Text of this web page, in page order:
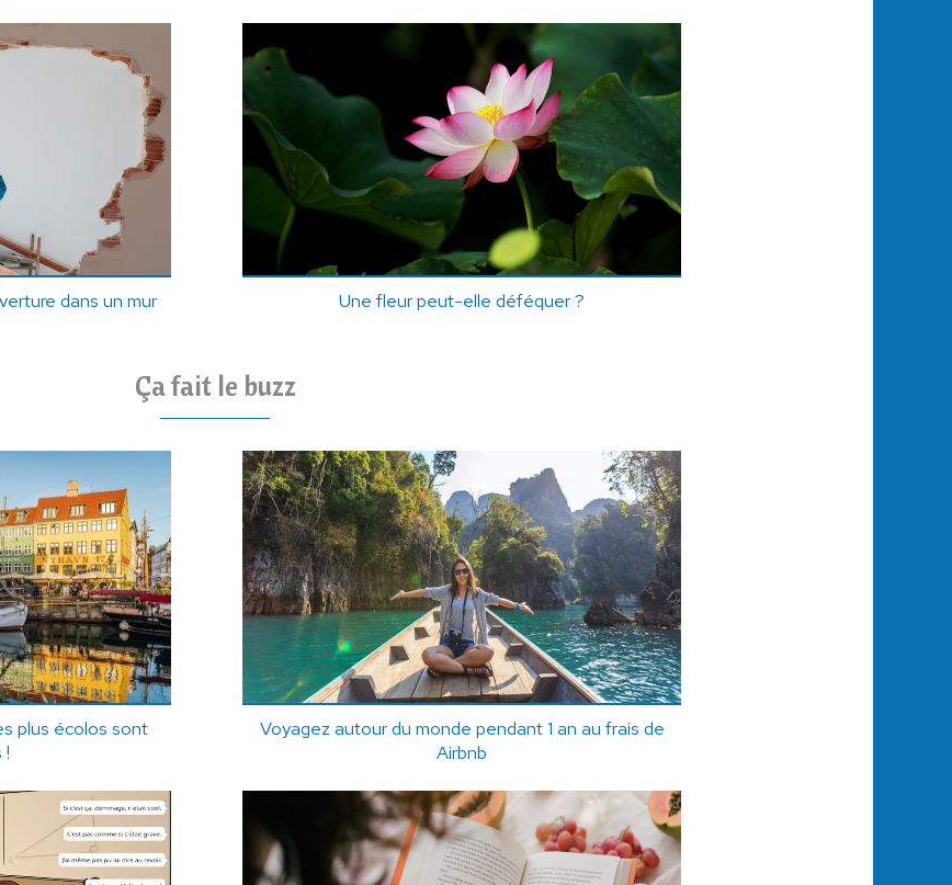
dans un mur
Une fleur peut-elle déféquer ?
Ça fait le buzz
plus écolos sont
!
Voyagez autour du monde pendant 1 an au frais de
Airbnb